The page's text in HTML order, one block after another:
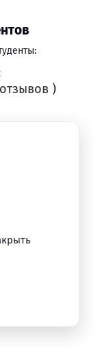
)